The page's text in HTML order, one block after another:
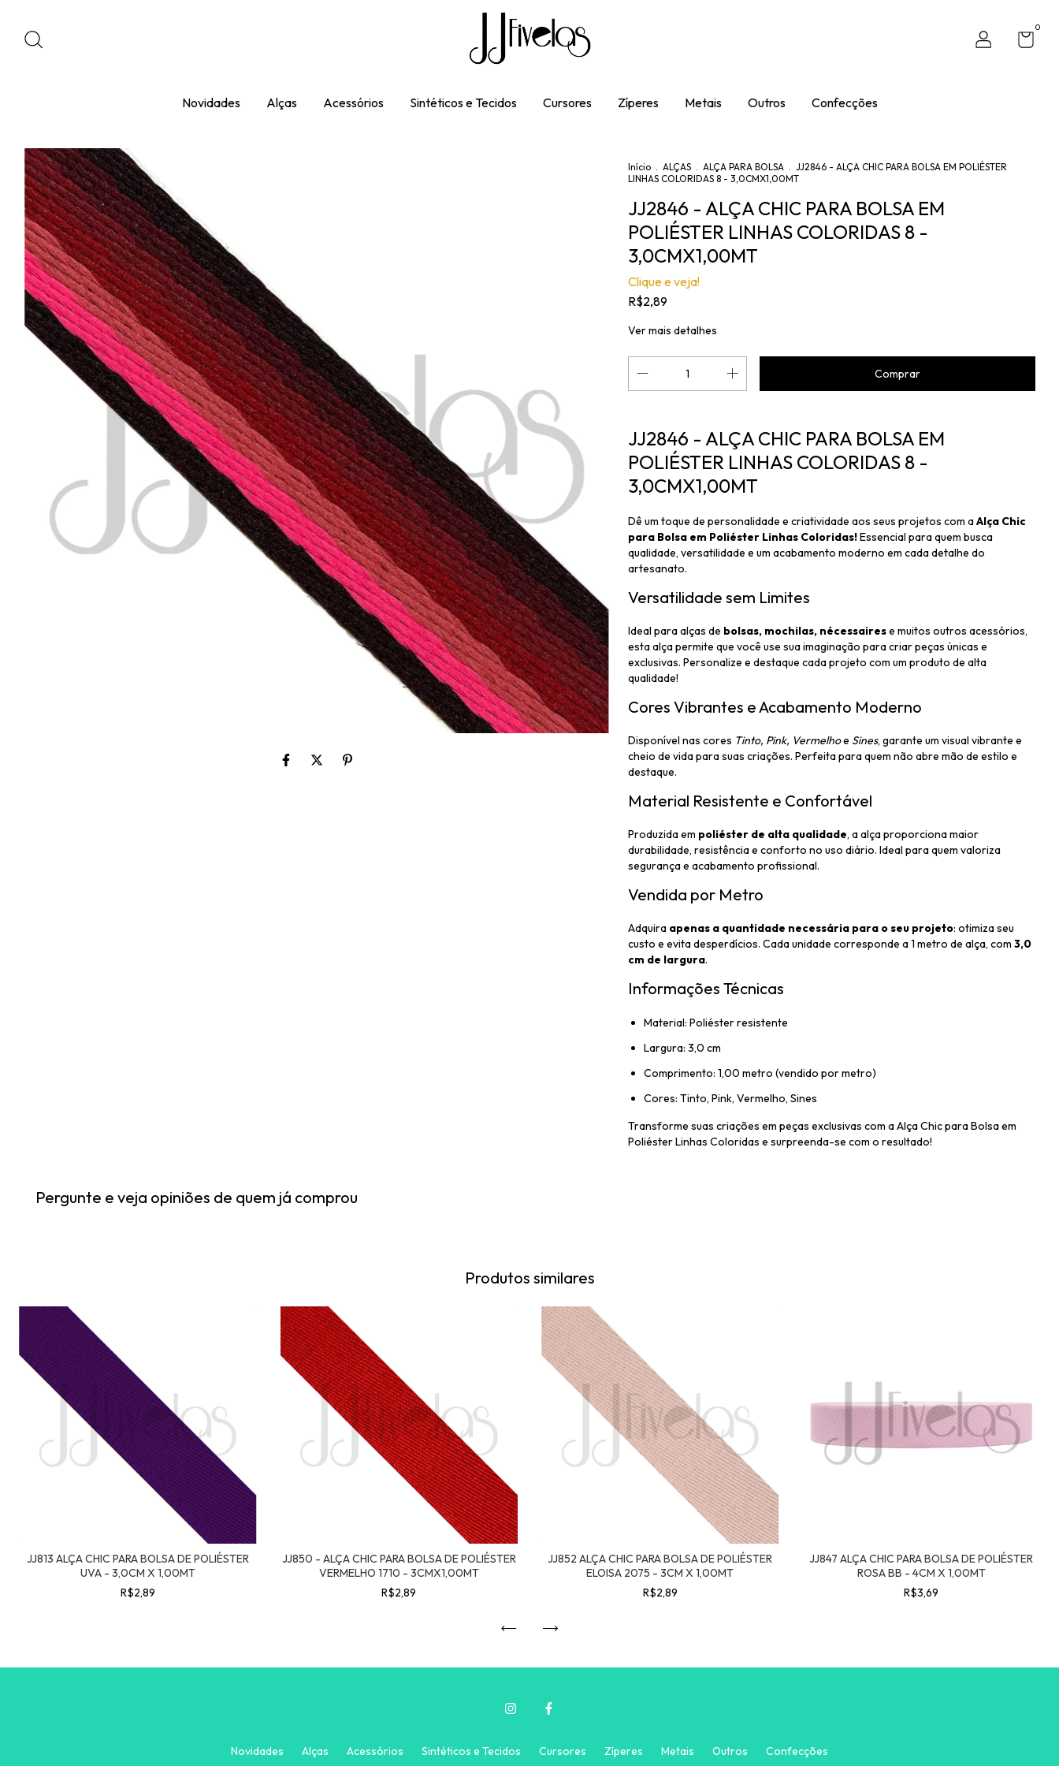
0
Novidades Alças Acessórios Sintéticos e Tecidos Cursores Zíperes Metais Outros Confecções
Início . ALÇAS . ALÇA PARA BOLSA . JJ2846 - ALÇA CHIC PARA BOLSA EM POLIÉSTER
LINHAS COLORIDAS 8 - 3,0CMX1,00MT
JJ2846 - ALÇA CHIC PARA BOLSA EM
POLIÉSTER LINHAS COLORIDAS 8 -
3,0CMX1,00MT
Clique e veja!
R$2,89
Ver mais detalhes
JJ2846 - ALÇA CHIC PARA BOLSA EM
POLIÉSTER LINHAS COLORIDAS 8 -
3,0CMX1,00MT
Dê um toque de personalidade e criatividade aos seus projetos com aAlça Chic
para Bolsa em Poliéster Linhas Coloridas!Essencial para quem busca
qualidade, versatilidade e um acabamento moderno em cada detalhe do
artesanato.
Versatilidade sem Limites
Ideal para alças de bolsas, mochilas, nécessairese muitos outros acessórios,
esta alça permite que você use sua imaginação para criar peças únicas e
exclusivas. Personalize e destaque cada projeto com um produto de alta
qualidade!
Cores Vibrantes e Acabamento Moderno
Disponível nas cores Tinto, Pink, Vermelhoe Sines, garante um visual vibrante e
cheio de vida para suas criações. Perfeita para quem não abre mão de estilo e
destaque.
Material Resistente e Confortável
Produzida em poliéster de alta qualidade, a alça proporciona maior
durabilidade, resistência e conforto no uso diário. Ideal para quem valoriza
segurança e acabamento profissional.
Vendida por Metro
Adquira apenas a quantidade necessária para o seu projeto: otimiza seu
custo e evita desperdícios. Cada unidade corresponde a 1 metro de alça, com 3,0
cm de largura.
Informações Técnicas
Material: Poliéster resistente
Largura: 3,0 cm
Comprimento: 1,00 metro (vendido por metro)
Cores: Tinto, Pink, Vermelho, Sines
Transforme suas criações em peças exclusivas com a Alça Chic para Bolsa em
Poliéster Linhas Coloridas e surpreenda-se com o resultado!
Pergunte e veja opiniões de quem já comprou
Produtos similares
JJ813 ALÇA CHIC PARA BOLSA DE POLIÉSTER
UVA - 3,0CM X 1,00MT
R$2,89
JJ850 - ALÇA CHIC PARA BOLSA DE POLIÉSTER
VERMELHO 1710 - 3CMX1,00MT
R$2,89
JJ852 ALÇA CHIC PARA BOLSA DE POLIÉSTER
ELOISA 2075 - 3CM X 1,00MT
R$2,89
JJ847 ALÇA CHIC PARA BOLSA DE POLIÉSTER
ROSA BB - 4CM X 1,00MT
R$3,69
Novidades Alças Acessórios Sintéticos e Tecidos Cursores Zíperes Metais Outros Confecções